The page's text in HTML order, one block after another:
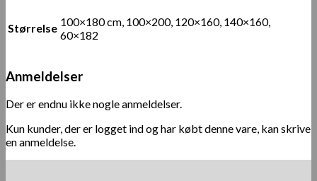
Størrelse 100×180 cm, 100×200, 120×160, 140×160,
60×182
Anmeldelser
Der er endnu ikke nogle anmeldelser.
Kun kunder, der er logget ind og har købt denne vare, kan skrive
en anmeldelse.